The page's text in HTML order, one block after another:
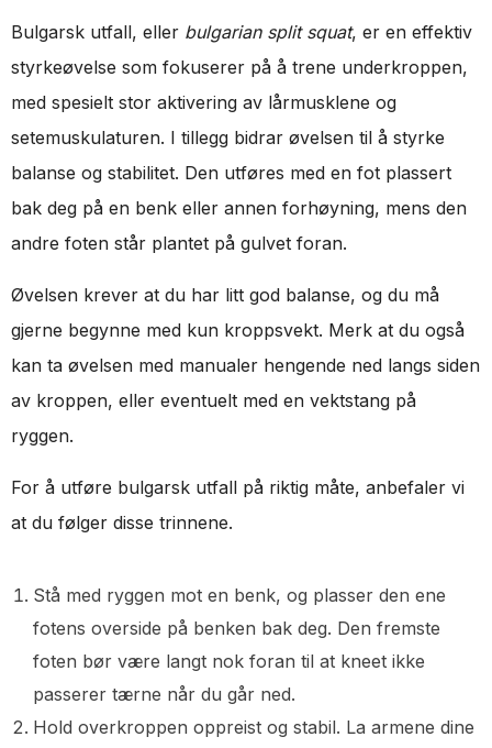
Bulgarsk utfall, eller bulgarian split squat, er en effektiv
styrkeøvelse som fokuserer på å trene underkroppen,
med spesielt stor aktivering av lårmusklene og
setemuskulaturen. I tillegg bidrar øvelsen til å styrke
balanse og stabilitet. Den utføres med en fot plassert
bak deg på en benk eller annen forhøyning, mens den
andre foten står plantet på gulvet foran.
Øvelsen krever at du har litt god balanse, og du må
gjerne begynne med kun kroppsvekt. Merk at du også
kan ta øvelsen med manualer hengende ned langs siden
av kroppen, eller eventuelt med en vektstang på
ryggen.
For å utføre bulgarsk utfall på riktig måte, anbefaler vi
at du følger disse trinnene.
Stå med ryggen mot en benk, og plasser den ene
fotens overside på benken bak deg. Den fremste
foten bør være langt nok foran til at kneet ikke
passerer tærne når du går ned.
Hold overkroppen oppreist og stabil. La armene dine